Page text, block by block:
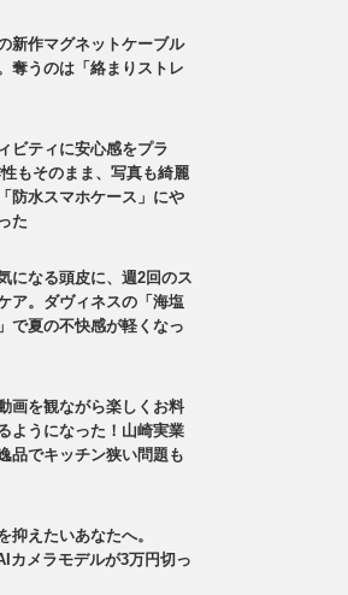
新作マグネットケーブル
奪うのは「絡まりストレ
ビティに安心感をプラ
もそのまま、写真も綺麗
防水スマホケース」にや
た
になる頭皮に、週2回のス
ア。ダヴィネスの「海塩
で夏の不快感が軽くなっ
画を観ながら楽しくお料
ようになった！山崎実業
品でキッチン狭い問題も
抑えたいあなたへ。
カメラモデルが3万円切っ